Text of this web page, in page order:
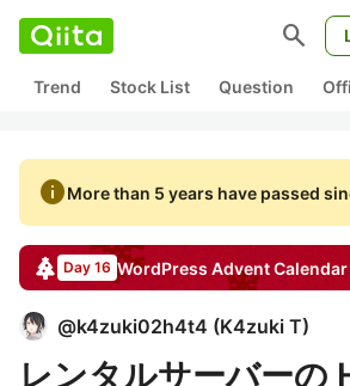
search
Trend Stock List Question
infoMore than 5 years have passed
Day 16 WordPress Advent Calendar
@k4zuki02h4t4 (K4zuki T)
レンタルサーバーの